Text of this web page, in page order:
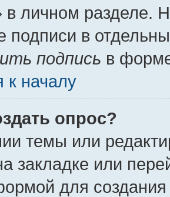
в личном разделе.
подписи в
подпись в
к началу
опрос?
темы или
закладке или
для